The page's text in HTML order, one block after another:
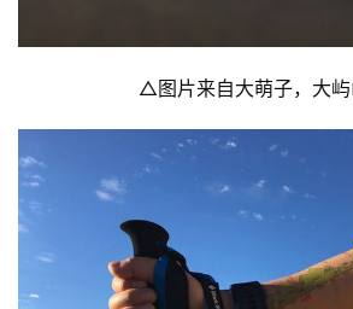
△图片来自大萌子，大